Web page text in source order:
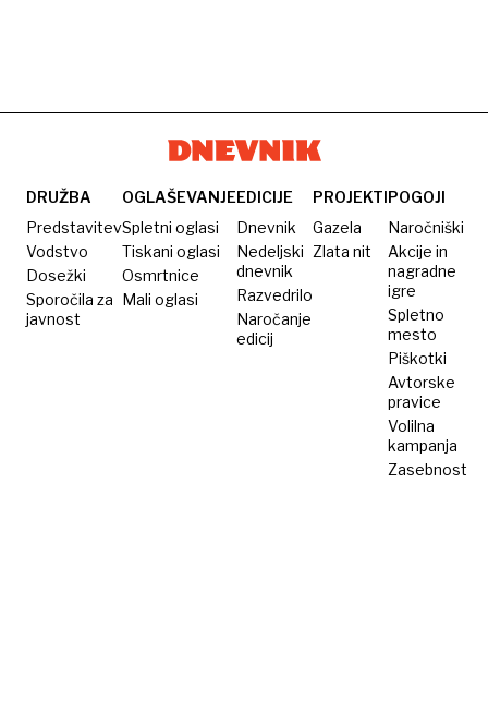
DRUŽBA
Predstavitev
Vodstvo
Dosežki
Sporočila za
javnost
OGLAŠEVANJE
Spletni oglasi
Tiskani oglasi
Osmrtnice
Mali oglasi
EDICIJE
Dnevnik
Nedeljski
dnevnik
Razvedrilo
Naročanje
edicij
PROJEKTI
Gazela
Zlata nit
POGOJI
Naročniški
Akcije in
nagradne
igre
Spletno
mesto
Piškotki
Avtorske
pravice
Volilna
kampanja
Zasebnost